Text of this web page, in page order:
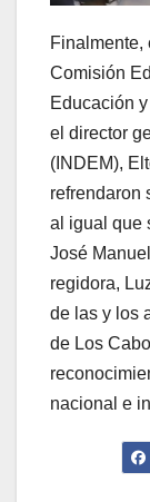
Finalmente,
Comisión
Educación
el director
(INDEM),
refrendaron
al igual que
José
regidora,
de las y los
de Los
nacional e